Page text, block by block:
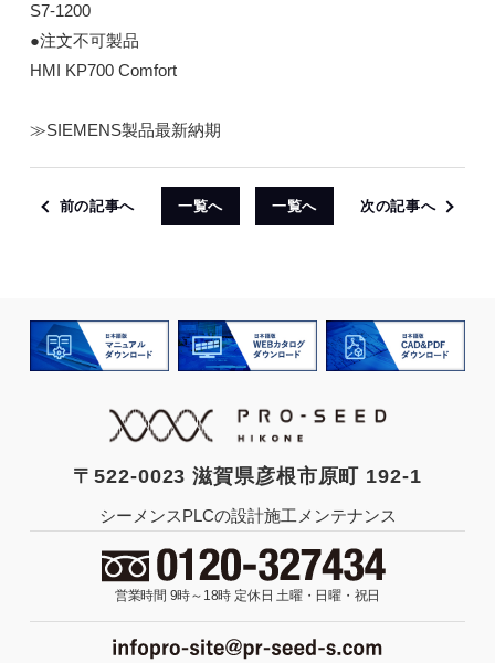
S7-1200
●注文不可製品
HMI KP700 Comfort
≫SIEMENS製品最新納期
前の記事へ 一覧へ 一覧へ 次の記事へ
〒522-0023 滋賀県彦根市原町 192-1
シーメンスPLCの設計施工メンテナンス
営業時間 9時～18時 定休日 土曜・日曜・祝日